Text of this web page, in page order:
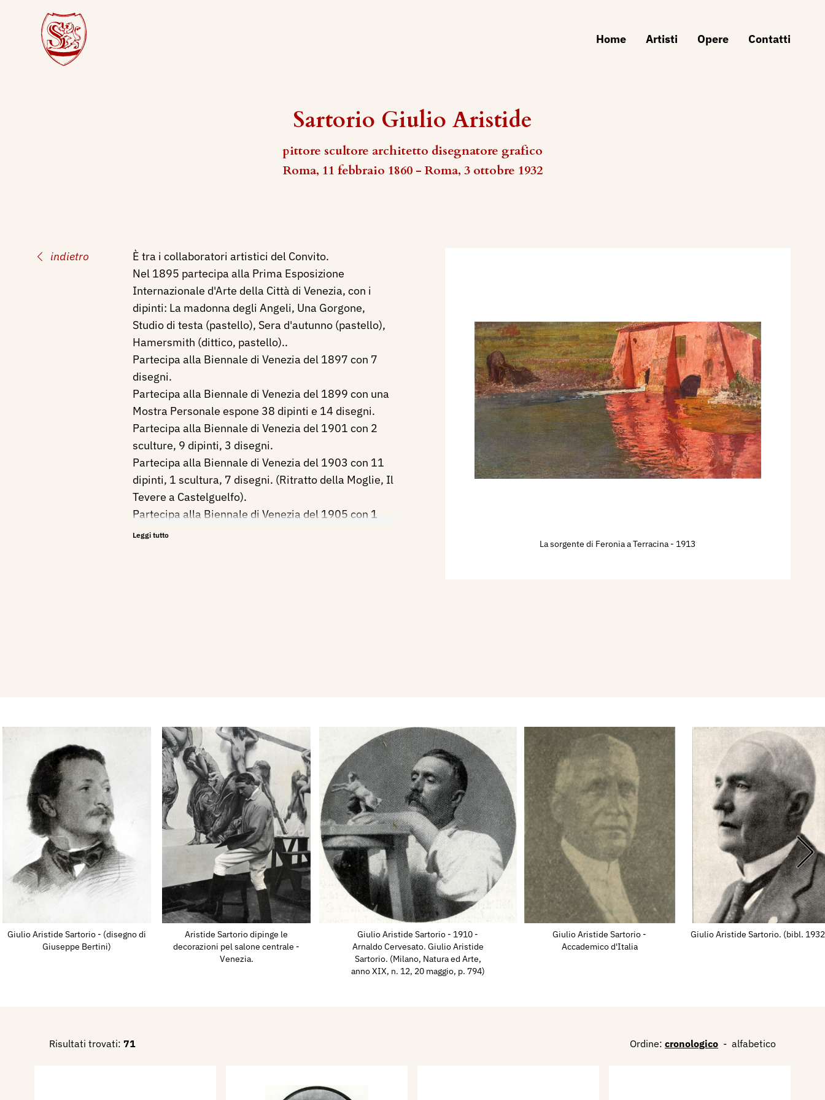
Home Artisti Opere Contatti
Sartorio Giulio Aristide
pittore scultore architetto disegnatore grafico
Roma, 11 febbraio 1860 - Roma, 3 ottobre 1932
indietro
La sorgente di Feronia a Terracina - 1913
È tra i collaboratori artistici del Convito.
Nel 1895 partecipa alla Prima Esposizione
Internazionale d'Arte della Città di Venezia, con i
dipinti: La madonna degli Angeli, Una Gorgone,
Studio di testa (pastello), Sera d'autunno (pastello),
Hamersmith (dittico, pastello)..
Partecipa alla Biennale di Venezia del 1897 con 7
disegni.
Partecipa alla Biennale di Venezia del 1899 con una
Mostra Personale espone 38 dipinti e 14 disegni.
Partecipa alla Biennale di Venezia del 1901 con 2
sculture, 9 dipinti, 3 disegni.
Partecipa alla Biennale di Venezia del 1903 con 11
dipinti, 1 scultura, 7 disegni. (Ritratto della Moglie, Il
Tevere a Castelguelfo).
Partecipa alla Biennale di Venezia del 1905 con 1
disegno.
Belle Arti di Roma - Società degli Amatori e Cultori di
Belle Arti del 1909, con il dipinto Monte Circeo, e
quattro tempere.
Nel 1909 partecipa alla VIII Esposizione
Internazionale d'Arte della Città di Venezia, con la
decorazione pittorica del Salone Centrale donata
graziosamente di S. M. il Re d'Italia, e con due dipinti
a tempera: I monti Ausoni, Una barrozza (paludi
Nel 1910 partecipa alla IX Esposizione
Internazionale d'Arte della Città di Venezia, con 4
acqueforti: Tigre e pescecane, Tigre in agguato,
Tigre ed elefante, "The masque of Anarchy" - by
Shelley, e quattro dipinti: Buffalo e coccodrillo, Le
Nel 1917 collabora con i suoi disegni di guerra al
Leggi tutto
Giulio Aristide Sartorio - (disegno di
Giuseppe Bertini)
Aristide Sartorio dipinge le
decorazioni pel salone centrale -
Venezia.
Giulio Aristide Sartorio - 1910 -
Arnaldo Cervesato. Giulio Aristide
Sartorio. (Milano, Natura ed Arte,
anno XIX, n. 12, 20 maggio, p. 794)
Giulio Aristide Sartorio -
Accademico d'Italia
Giulio Aristide Sartorio. (bibl.
Risultati trovati: 71 Ordine: cronologico - alfabetico